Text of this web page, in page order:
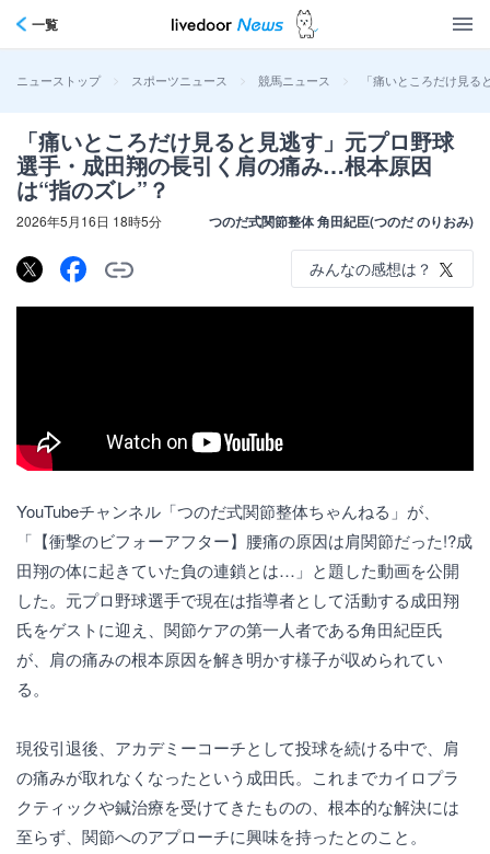
一覧
ニューストップ > スポーツニュース > 競馬ニュース > 「痛いところだけ見
「痛いところだけ見ると見逃す」元プロ野球
選手・成田翔の長引く肩の痛み…根本原因
は“指のズレ”？
2026年5月16日 18時5分 つのだ式関節整体 角田紀臣(つのだ のりおみ)
みんなの感想は？
YouTubeチャンネル「つのだ式関節整体ちゃんねる」が、
「【衝撃のビフォーアフター】腰痛の原因は肩関節だった!?成
田翔の体に起きていた負の連鎖とは…」と題した動画を公開
した。元プロ野球選手で現在は指導者として活動する成田翔
氏をゲストに迎え、関節ケアの第一人者である角田紀臣氏
が、肩の痛みの根本原因を解き明かす様子が収められてい
る。
現役引退後、アカデミーコーチとして投球を続ける中で、肩
の痛みが取れなくなったという成田氏。これまでカイロプラ
クティックや鍼治療を受けてきたものの、根本的な解決には
至らず、関節へのアプローチに興味を持ったとのこと。